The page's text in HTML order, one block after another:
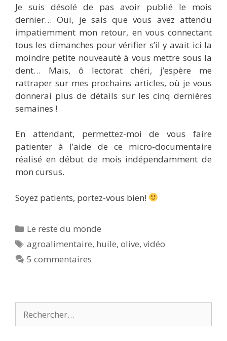
Je suis désolé de pas avoir publié le mois
dernier… Oui, je sais que vous avez attendu
impatiemment mon retour, en vous connectant
tous les dimanches pour vérifier s’il y avait ici la
moindre petite nouveauté à vous mettre sous la
dent… Mais, ô lectorat chéri, j’espère me
rattraper sur mes prochains articles, où je vous
donnerai plus de détails sur les cinq dernières
semaines !
En attendant, permettez-moi de vous faire
patienter à l’aide de ce micro-documentaire
réalisé en début de mois indépendamment de
mon cursus.
Soyez patients, portez-vous bien!
Catégories
Le reste du monde
Étiquettes
agroalimentaire, huile,olive,vidéo
5 commentaires